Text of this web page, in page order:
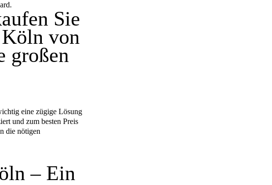
Sie
von
großen
eine zügige Lösung
und zum besten Preis
die nötigen
– Ein